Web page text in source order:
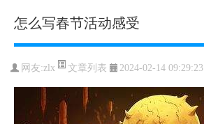
怎么写春节活动感受
网友:zlx 文章列表 2024-02-14 09:29:23